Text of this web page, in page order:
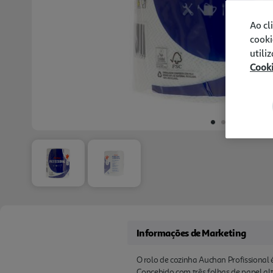
Informações de Marketing
O rolo de cozinha Auchan Profissional
Ao